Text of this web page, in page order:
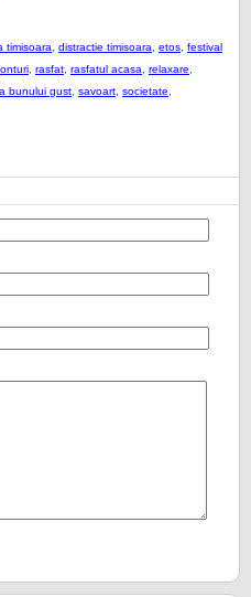
timisoara distractie timisoara etos festival
rasfat rasfatul acasa relaxare
bunului gust savoart societate